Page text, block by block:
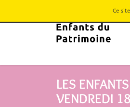
LES
VENDREDI
Ce